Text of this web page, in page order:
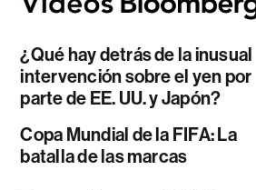
¿Qué hay detrás de la inusual
intervención sobre el yen por
parte de EE. UU. y Japón?
Copa Mundial de la FIFA: La
batalla de las marcas